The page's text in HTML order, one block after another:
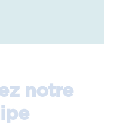
notre